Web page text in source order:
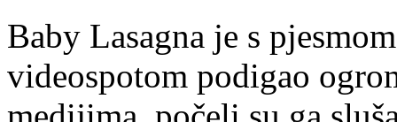
Baby Lasagna je s
videospotom podigao